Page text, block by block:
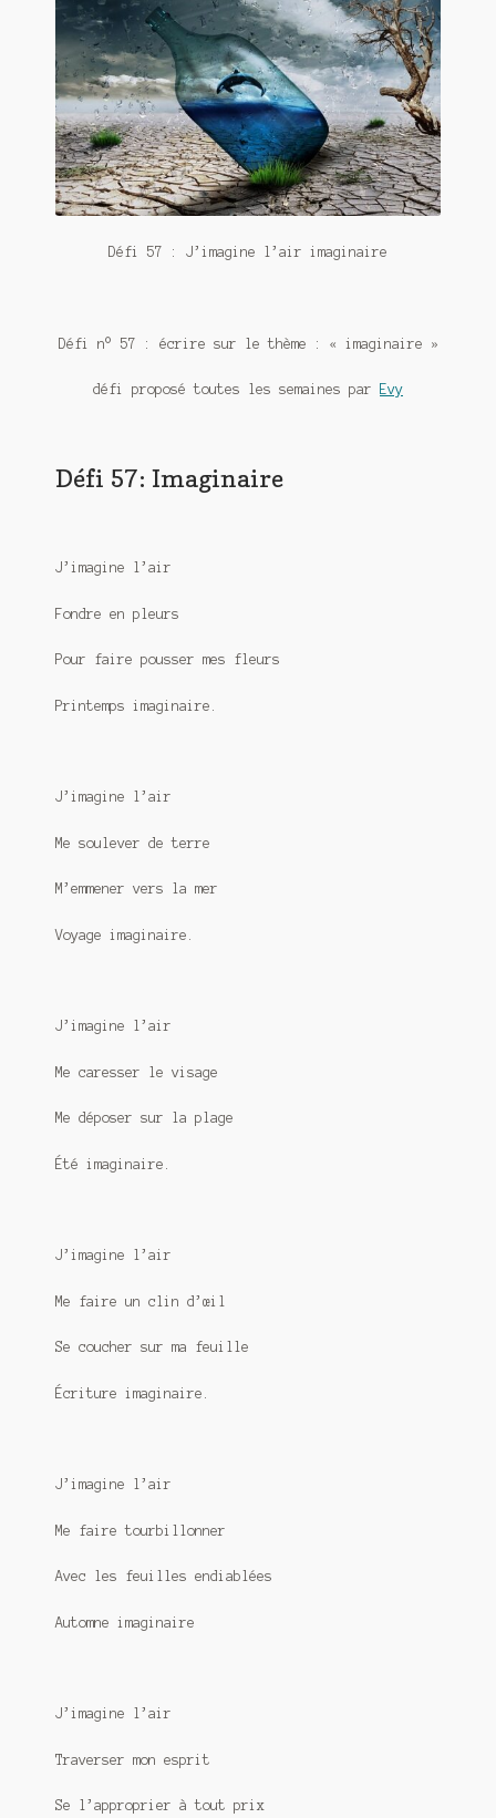
De(s)tracteur réduit au silence
Enlèvement rêvé
Entre père et fils
Il fallait me laisser mourir
La clé du bonheur
Meurtre sous couverture
Mon admirateur de l’avent
Mon Compte
Panier
Défi 57 : J’imagine l’air imaginaire
Défi n° 57 : écrire sur le thème : « imaginaire »
défi proposé toutes les semaines par Evy
Défi 57: Imaginaire
J’imagine l’air
Fondre en pleurs
Pour faire pousser mes fleurs
Printemps imaginaire.
J’imagine l’air
Me soulever de terre
M’emmener vers la mer
Voyage imaginaire.
J’imagine l’air
Me caresser le visage
Me déposer sur la plage
Été imaginaire.
J’imagine l’air
Me faire un clin d’œil
Se coucher sur ma feuille
Écriture imaginaire.
J’imagine l’air
Me faire tourbillonner
Avec les feuilles endiablées
Automne imaginaire
J’imagine l’air
Traverser mon esprit
Se l’approprier à tout prix